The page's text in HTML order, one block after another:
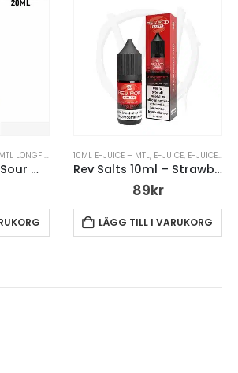
LONGFILL E-JUICE – MTL,E-JUICE UTAN NIKOTIN,N-ONE
N-One Longfill – Sour Watermelon Kiwi
10ML E-JUICE – MTL, E-JUICE, E-JUICE – MTL
Rev Salts 10ml – Strawberry Kiwi
89kr
LÄGG TILL I VARUKORG